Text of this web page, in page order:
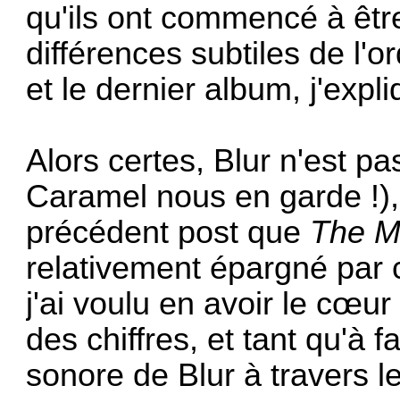
qu'ils ont commencé à
différences subtiles de
et le dernier album,
Alors certes, Blur n'est
Caramel nous en garde
précédent post que The
relativement épargné par
j'ai voulu en avoir le
des chiffres, et tant qu'à
sonore de Blur à travers